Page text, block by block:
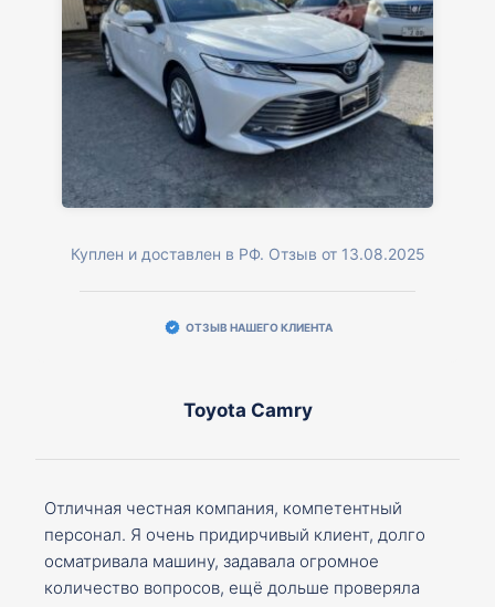
Куплен и доставлен в РФ. Отзыв от 13.08.2025
ОТЗЫВ НАШЕГО КЛИЕНТА
Toyota Camry
Отличная честная компания, компетентный
персонал. Я очень придирчивый клиент, долго
осматривала машину, задавала огромное
количество вопросов, ещё дольше проверяла